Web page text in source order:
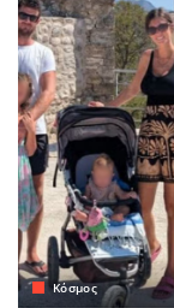
Κόσμος